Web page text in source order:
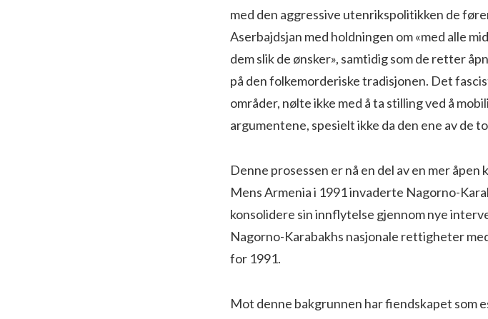
med den aggressive utenrikspolitikken de
Aserbajdsjan med holdningen om «med alle
dem slik de ønsker», samtidig som de retter
på den folkemorderiske tradisjonen. Det
områder, nølte ikke med å ta stilling ved å
argumentene, spesielt ikke da den ene av de
Denne prosessen er nå en del av en mer
Mens Armenia i 1991 invaderte Nagorno-
konsolidere sin innflytelse gjennom nye
Nagorno-Karabakhs nasjonale rettigheter
for 1991.
Mot denne bakgrunnen har fiendskapet som